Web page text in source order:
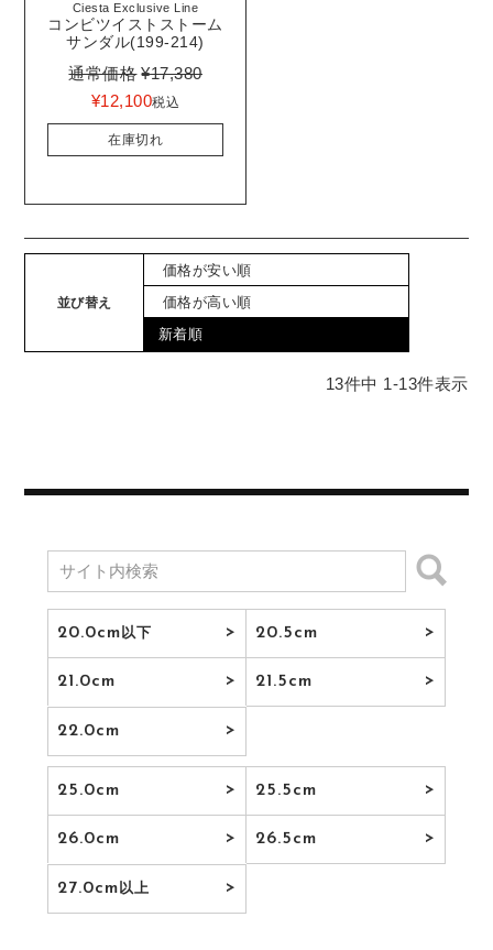
Ciesta Exclusive Line
コンビツイストストーム
サンダル(199-214)
通常価格 ¥17,380
¥12,100税込
在庫切れ
並び替え
価格が安い順
価格が高い順
新着順
13件中 1-13件表示
20.0cm以下 20.5cm
21.0cm 21.5cm
22.0cm
25.0cm 25.5cm
26.0cm 26.5cm
27.0cm以上